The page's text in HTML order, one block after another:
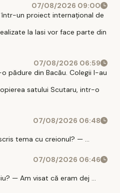
07/08/2026 09:00
într-un proiect internațional de
la Iasi vor face parte din
07/08/2026 06:59
pădure din Bacău. Colegii l-au
satului Scutaru, intr-o
07/08/2026 06:48
tema cu creionul? — ...
07/08/2026 06:46
— Am visat că eram dej ...